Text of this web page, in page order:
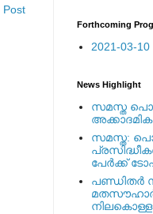
Post
Forthcoming
2021-03-
News Highlight
സമസ്ത
സമസ്ത:
പേര്‍ക്ക്
പണ്ഡിതര്‍